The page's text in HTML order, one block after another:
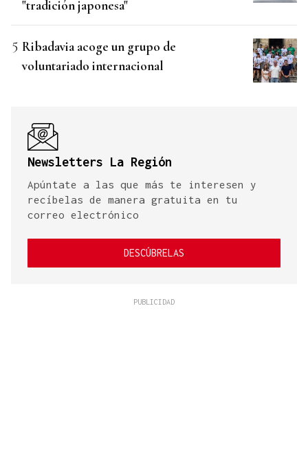
"tradición japonesa"
Ribadavia acoge un grupo de
voluntariado internacional
Newsletters La Región
Apúntate a las que más te interesen y
recíbelas de manera gratuita en tu
correo electrónico
DESCÚBRELAS